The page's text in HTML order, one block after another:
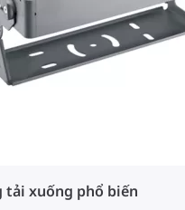
tải xuống phổ biến